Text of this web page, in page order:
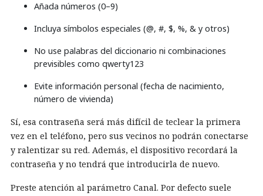
Añada números (0–9)
Incluya símbolos especiales (@, #, $, %, & y otros)
No use palabras del diccionario ni combinaciones
previsibles como qwerty123
Evite información personal (fecha de nacimiento,
número de vivienda)
Sí, esa contraseña será más difícil de teclear la primera
vez en el teléfono, pero sus vecinos no podrán conectarse
y ralentizar su red. Además, el dispositivo recordará la
contraseña y no tendrá que introducirla de nuevo.
Preste atención al parámetro Canal. Por defecto suele